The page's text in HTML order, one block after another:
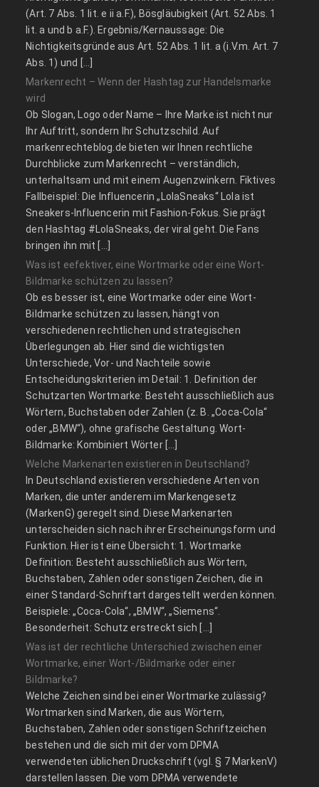
(Art. 7 Abs. 1 lit. e ii a.F.), Bösgläubigkeit (Art. 52 Abs. 1
lit. a und b a.F.). Ergebnis/Kernaussage: Die
Nichtigkeitsgründe aus Art. 52 Abs. 1 lit. a (i.V.m. Art. 7
Abs. 1) und […]
Markenrecht – Wenn der Hashtag zur Handelsmarke
wird
Ob Slogan, Logo oder Name – Ihre Marke ist nicht nur
Ihr Auftritt, sondern Ihr Schutzschild. Auf
markenrechteblog.de bieten wir Ihnen rechtliche
Durchblicke zum Markenrecht – verständlich,
unterhaltsam und mit einem Augenzwinkern. Fiktives
Fallbeispiel: Die Influencerin „LolaSneaks“ Lola ist
Sneakers-Influencerin mit Fashion-Fokus. Sie prägt
den Hashtag #LolaSneaks, der viral geht. Die Fans
bringen ihn mit […]
Was ist eefektiver, eine Wortmarke oder eine Wort-
Bildmarke schützen zu lassen?
Ob es besser ist, eine Wortmarke oder eine Wort-
Bildmarke schützen zu lassen, hängt von
verschiedenen rechtlichen und strategischen
Überlegungen ab. Hier sind die wichtigsten
Unterschiede, Vor- und Nachteile sowie
Entscheidungskriterien im Detail: 1. Definition der
Schutzarten Wortmarke: Besteht ausschließlich aus
Wörtern, Buchstaben oder Zahlen (z. B. „Coca-Cola“
oder „BMW“), ohne grafische Gestaltung. Wort-
Bildmarke: Kombiniert Wörter […]
Welche Markenarten existieren in Deutschland?
In Deutschland existieren verschiedene Arten von
Marken, die unter anderem im Markengesetz
(MarkenG) geregelt sind. Diese Markenarten
unterscheiden sich nach ihrer Erscheinungsform und
Funktion. Hier ist eine Übersicht: 1. Wortmarke
Definition: Besteht ausschließlich aus Wörtern,
Buchstaben, Zahlen oder sonstigen Zeichen, die in
einer Standard-Schriftart dargestellt werden können.
Beispiele: „Coca-Cola“, „BMW“, „Siemens“.
Besonderheit: Schutz erstreckt sich […]
Was ist der rechtliche Unterschied zwischen einer
Wortmarke, einer Wort-/Bildmarke oder einer
Bildmarke?
Welche Zeichen sind bei einer Wortmarke zulässig?
Wortmarken sind Marken, die aus Wörtern,
Buchstaben, Zahlen oder sonstigen Schriftzeichen
bestehen und die sich mit der vom DPMA
verwendeten üblichen Druckschrift (vgl. § 7 MarkenV)
darstellen lassen. Die vom DPMA verwendete